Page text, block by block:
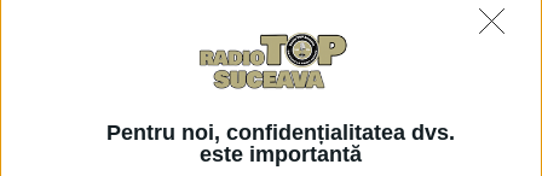
Pentru noi, confidențialitatea dvs.
este importantă
Cozmiuc, medaliat cu argint la Jocurile Olimpice de
la Tokyo, va fi declarat cetățean de onoare al Sucevei